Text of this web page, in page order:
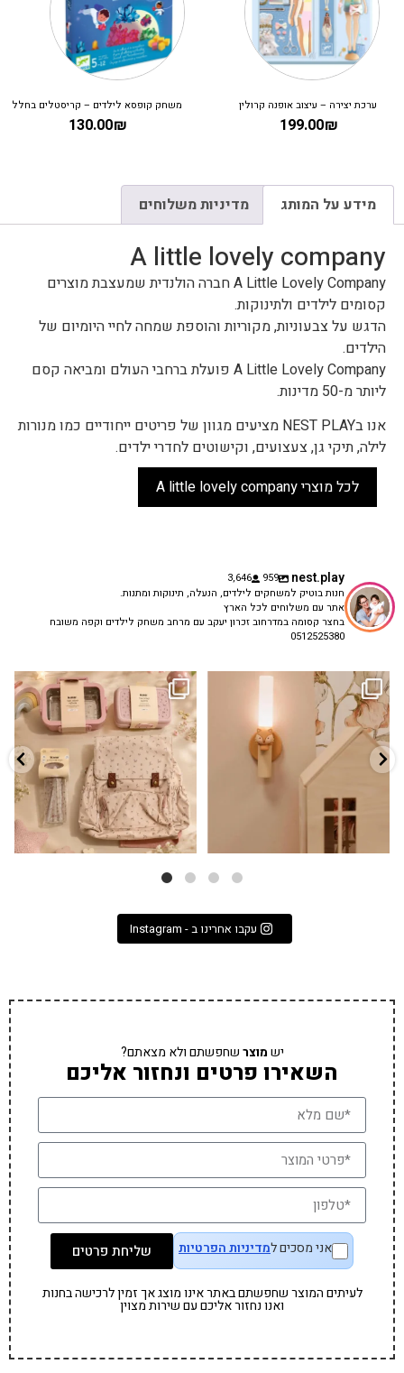
ערכת יצירה – עיצוב אופנה קרולין
199.00₪
משחק קופסא לילדים – קריסטלים בחלל
130.00₪
מידע על המותג מדיניות משלוחים
A little lovely company
A Little Lovely Company חברה הולנדית שמעצבת מוצרים
קסומים לילדים ולתינוקות.
הדגש על צבעוניות, מקוריות והוספת שמחה לחיי היומיום של
הילדים.
A Little Lovely Company פועלת ברחבי העולם ומביאה קסם
ליותר מ-50 מדינות.
אנו בNEST PLAY מציעים מגוון של פריטים ייחודיים כמו מנורות
לילה, תיקי גן, צעצועים, וקישוטים לחדרי ילדים.
לכל מוצרי A little lovely company
nest.play
959
3,646
חנות בוטיק למשחקים לילדים, הנעלה, תינוקות ומתנות.
אתר עם משלוחים לכל הארץ
בחצר קסומה במדרחוב זכרון יעקב עם מרחב משחק לילדים וקפה משובח
0512525380
✨ חוזרים למסגרת בסטייל! ✨
הקולקציה החדשה...
9 4
גם פריט עיצובי לחדר, גם מנורת לילה
...
3 0
עקבו אחרינו ב - Instagram
ישמוצרשחפשתם ולא מצאתם?
השאירו פרטים ונחזור אליכם
אני מסכים למדיניות הפרטיות שליחת פרטים
לעיתים המוצר שחפשתם באתר אינו מוצג אך זמין לרכישה בחנות
ואנו נחזור אליכם עם שירות מצוין